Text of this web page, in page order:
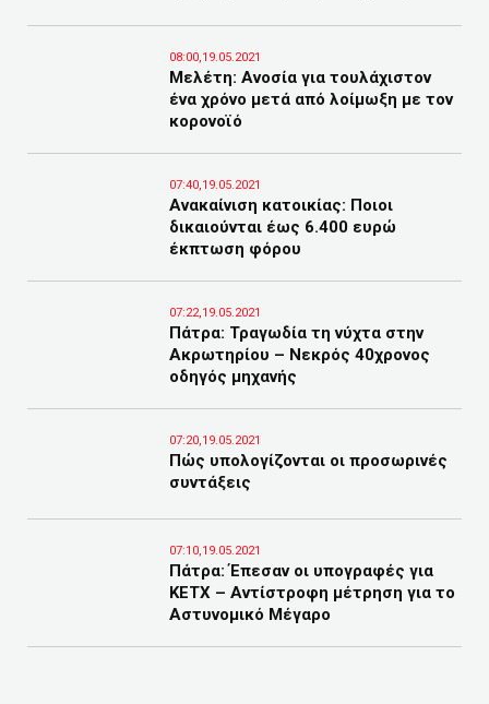
08:00,19.05.2021
Μελέτη: Ανοσία για τουλάχιστον
ένα χρόνο μετά από λοίμωξη με τον
κορονοϊό
07:40,19.05.2021
Ανακαίνιση κατοικίας: Ποιοι
δικαιούνται έως 6.400 ευρώ
έκπτωση φόρου
07:22,19.05.2021
Πάτρα: Τραγωδία τη νύχτα στην
Ακρωτηρίου – Νεκρός 40χρονος
οδηγός μηχανής
07:20,19.05.2021
Πώς υπολογίζονται οι προσωρινές
συντάξεις
07:10,19.05.2021
Πάτρα: Έπεσαν οι υπογραφές για
ΚΕΤΧ – Αντίστροφη μέτρηση για το
Αστυνομικό Μέγαρο